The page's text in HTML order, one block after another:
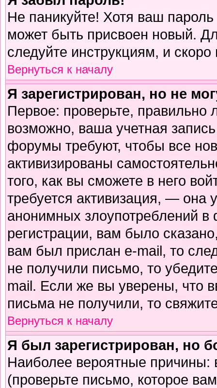
Не паникуйте! Хотя ваш
может быть присвоен новый.
следуйте инструкциям, и
Вернуться к началу
Я зарегистрирован, но не
Первое: проверьте,
возможно, ваша учетная
форумы требуют, чтобы все
активизированы
того, как вы сможете в него
требуется активизация, — она
анонимных злоупотреблений
регистрации, вам было
вам был прислан e-mail, то
не получили письмо, то
mail. Если же вы уверены, что
письма не получили, то
Вернуться к началу
Я был зарегистрирован, но
Наиболее вероятные причины:
(проверьте письмо, которое